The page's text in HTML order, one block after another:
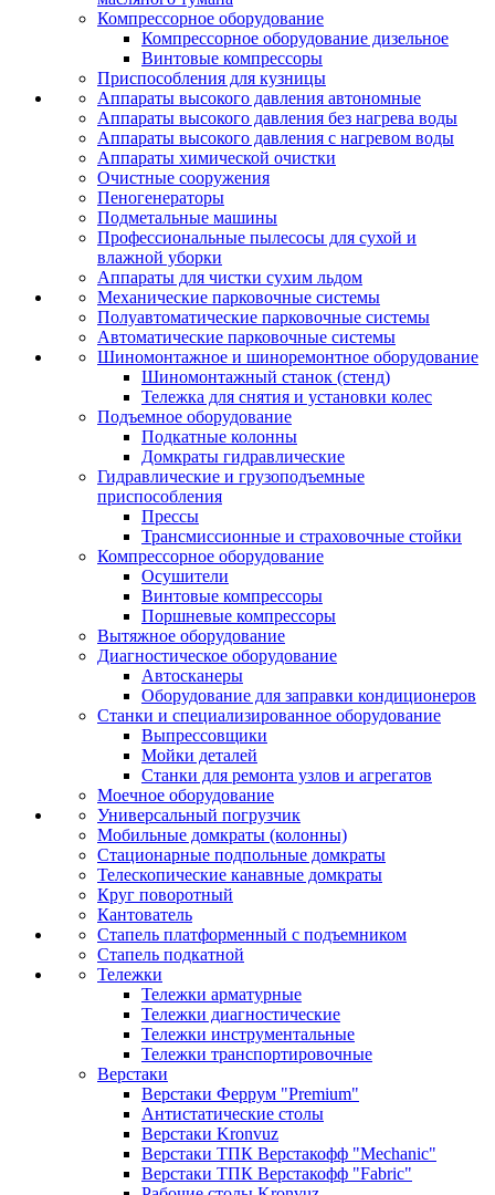
Компрессорное оборудование
Компрессорное оборудование дизельное
Винтовые компрессоры
Приспособления для кузницы
Аппараты высокого давления автономные
Аппараты высокого давления без нагрева воды
Аппараты высокого давления с нагревом воды
Аппараты химической очистки
Очистные сооружения
Пеногенераторы
Подметальные машины
Профессиональные пылесосы для сухой и
влажной уборки
Аппараты для чистки сухим льдом
Механические парковочные системы
Полуавтоматические парковочные системы
Автоматические парковочные системы
Шиномонтажное и шиноремонтное оборудование
Шиномонтажный станок (стенд)
Тележка для снятия и установки колес
Подъемное оборудование
Подкатные колонны
Домкраты гидравлические
Гидравлические и грузоподъемные
приспособления
Прессы
Трансмиссионные и страховочные стойки
Компрессорное оборудование
Осушители
Винтовые компрессоры
Поршневые компрессоры
Вытяжное оборудование
Диагностическое оборудование
Автосканеры
Оборудование для заправки кондиционеров
Станки и специализированное оборудование
Выпрессовщики
Мойки деталей
Станки для ремонта узлов и агрегатов
Моечное оборудование
Универсальный погрузчик
Мобильные домкраты (колонны)
Стационарные подпольные домкраты
Телескопические канавные домкраты
Круг поворотный
Кантователь
Стапель платформенный с подъемником
Стапель подкатной
Тележки
Тележки арматурные
Тележки диагностические
Тележки инструментальные
Тележки транспортировочные
Верстаки
Верстаки Феррум "Premium"
Антистатические столы
Верстаки Kronvuz
Верстаки ТПК Верстакофф "Mechanic"
Верстаки ТПК Верстакофф "Fabric"